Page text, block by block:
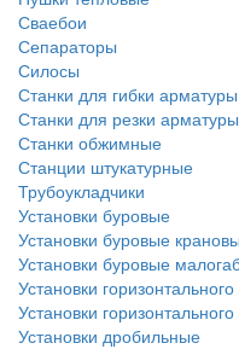
Сваебои
Сепараторы
Силосы
Станки для гибки арматуры
Станки для резки арматуры
Станки обжимные
Станции штукатурные
Трубоукладчики
Установки буровые
Установки буровые
Установки буровые
Установки
Установки
Установки дробильные